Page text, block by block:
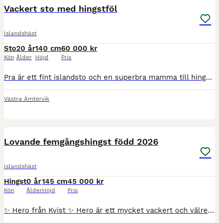
Vackert sto med hingstföl
Islandshäst
Sto
Kön
20 år
Ålder
140 cm
Höjd
60 000 kr
Pris
Pra är ett fint islandsto och en superbra mamma till hingstfölet Engill. Pra kom från Island för fyra år sedan, där skall hon ha använts av en äldre man till att valla får. Vi har ridit henne i skogen
Västra Ämtervik
Lovande femgångshingst född 2026
Islandshäst
Hingst
Kön
0 år
Ålder
145 cm
Höjd
45 000 kr
Pris
✨ Hero från Kvist ✨ Hero är ett mycket vackert och välrest hingstföl. Han är lätt i typen med stora och elastiska rörelser. Han visar massor med tölt och en välbalanserad galopp.